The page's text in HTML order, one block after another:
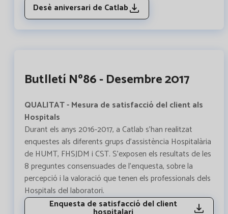
Desè aniversari de Catlab
Butlletí Nº86 - Desembre 2017
QUALITAT - Mesura de satisfacció del client als
Hospitals
Durant els anys 2016-2017, a Catlab s'han realitzat
enquestes als diferents grups d'assistència Hospitalària
de HUMT, FHSJDM i CST. S'exposen els resultats de les
8 preguntes consensuades de l'enquesta, sobre la
percepció i la valoració que tenen els professionals dels
Hospitals del laboratori.
Enquesta de satisfacció del client